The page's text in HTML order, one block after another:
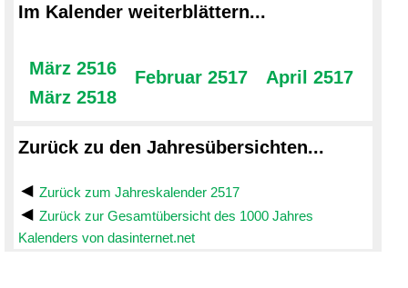
Im Kalender weiterblättern...
März 2516
März 2518
Februar 2517 April 2517
Zurück zu den Jahresübersichten...
Zurück zum Jahreskalender 2517
Zurück zur Gesamtübersicht des 1000 Jahres
Kalenders von dasinternet.net